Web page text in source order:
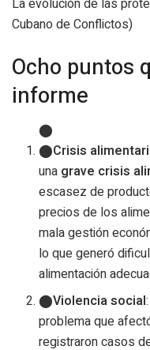
La evolución de las
Cubano de Conflictos)
Ocho puntos
informe
Crisis
una grave crisis
escasez de
precios de los
mala gestión
lo que generó
alimentación
Violencia social
problema que
registraron casos